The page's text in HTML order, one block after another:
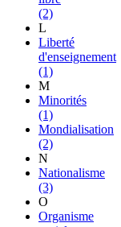
(2)
L
Liberté
d'enseignement
(1)
M
Minorités
(1)
Mondialisation
(2)
N
Nationalisme
(3)
O
Organisme